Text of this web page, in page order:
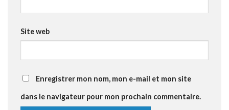
Site web
Enregistrer mon nom, mon e-mail et mon site
dans le navigateur pour mon prochain commentaire.